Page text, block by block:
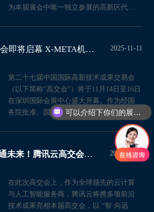
为本届展会中唯一独立参展的高新区代
第二十七届高交会即将启幕 X-META机遇时空携《魔法冰堡》全球首发引领XR科技新 2025-11-11
第二十七届中国国际高新技术成果交易会
（以下简称“高交会”）将于11月14日至16日
在深圳国际会展中心盛大开幕。作为经国
务院批准、国内规模最大且最具影响力
智 • 向远大，链通未来！腾讯云高交会全景呈现AI对产业的深度赋能 2025-11-06
在此次高交会上，作为全球领先的云计算
与人工智能服务商，腾讯云将携多项前沿
技术成果亮相本届高交会，以 “智·向远